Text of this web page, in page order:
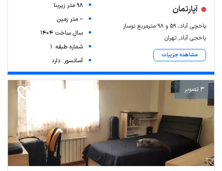
آپارتمان
یاخچی آباد، ۵۹ و ۹۸ مترمربع نوساز
یاخجی آباد, تهران
مشاهده جزییات
98 متر زیربنا
-- متر زمین
سال ساخت 1404
شماره طبقه: 1
آسانسور: دارد
3 تصویر